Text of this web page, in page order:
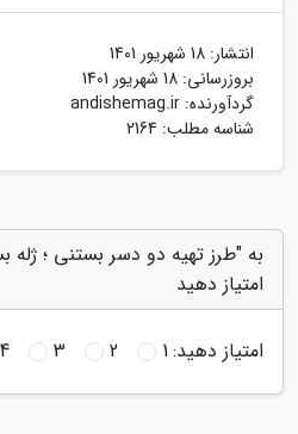
انتشار: 18 شهریور 1401
بروزرسانی: 18 شهریور 1401
گردآورنده: andishemag.ir
شناسه مطلب: 2164
به "طرز تهیه دو دسر بستنی ؛
امتیاز دهید
امتیاز دهید:1
2
3
4